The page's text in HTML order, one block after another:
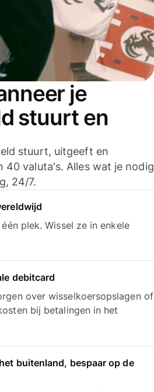
je
stuurt en
stuurt, uitgeeft en
40 valuta's. Alles wat je nodig
24/7.
plek. Wissel ze in enkele
debitcard
over wisselkoersopslagen of
bij betalingen in het
buitenland, bespaar op de